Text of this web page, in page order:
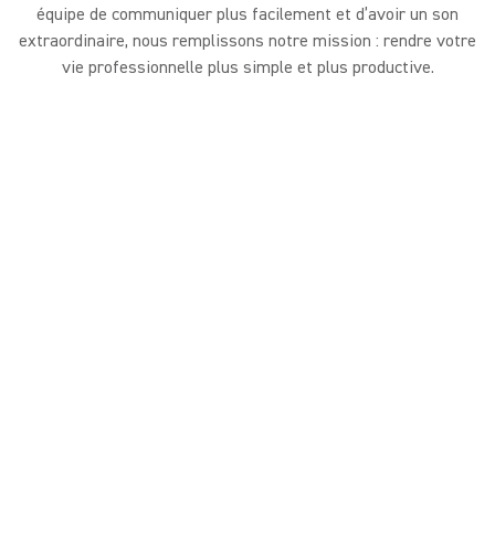
équipe de communiquer plus facilement et d’avoir un son
extraordinaire, nous remplissons notre mission : rendre votre
vie professionnelle plus simple et plus productive.